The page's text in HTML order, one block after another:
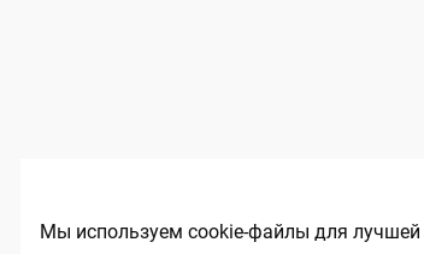
Политика обработки персональных данных
Мы используем cookie-файлы для лучшей